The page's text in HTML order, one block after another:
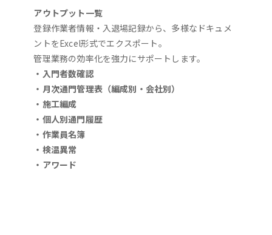
アウトプット一覧
登録作業者情報・入退場記録から、多様なドキュメ
ントをExcel形式でエクスポート。
管理業務の効率化を強力にサポートします。
・入門者数確認
・月次通門管理表（編成別・会社別）
・施工編成
・個人別通門履歴
・作業員名簿
・検温異常
・アワード